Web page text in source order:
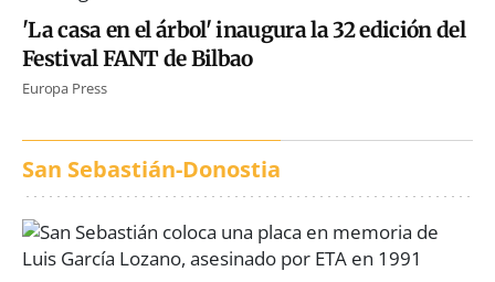
'La casa en el árbol' inaugura la 32 edición del
Festival FANT de Bilbao
Europa Press
San Sebastián-Donostia